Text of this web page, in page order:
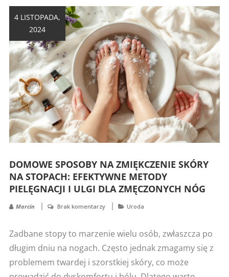
4 LISTOPADA,
2024
DOMOWE SPOSOBY NA ZMIĘKCZENIE SKÓRY
NA STOPACH: EFEKTYWNE METODY
PIELĘGNACJI I ULGI DLA ZMĘCZONYCH NÓG
Marcin Brak komentarzy Uroda
Zadbane stopy to marzenie wielu osób, zwłaszcza po
długim dniu na nogach. Często jednak zmagamy się z
problemem twardej i szorstkiej skóry, co może